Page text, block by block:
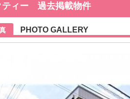
ティー 過去掲載物件
PHOTO GALLERY